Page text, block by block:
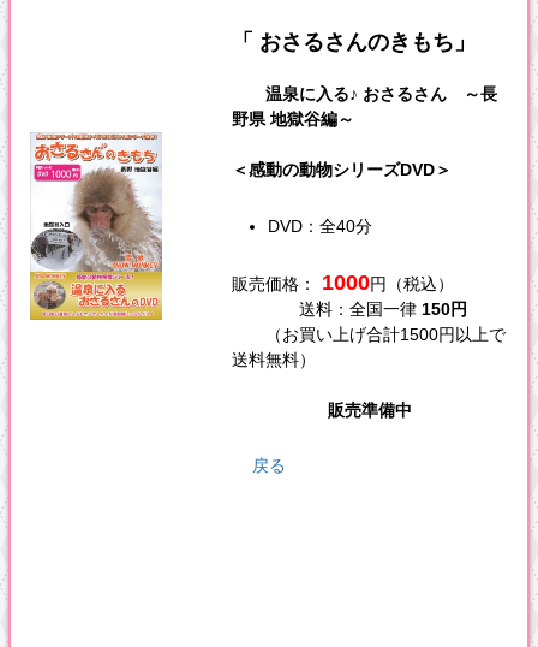
「 おさるさんのきもち」
温泉に入る♪ おさるさん ～長
野県 地獄谷編～
＜感動の動物シリーズDVD＞
DVD：全40分
販売価格： 1000円（税込）
送料：全国一律 150円
（お買い上げ合計1500円以上で
送料無料）
販売準備中
戻る